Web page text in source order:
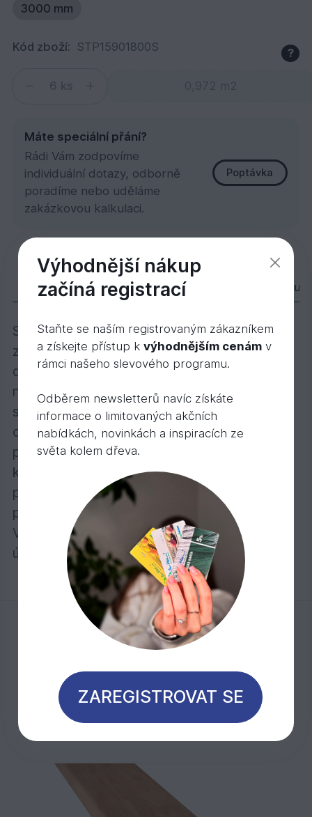
3000 mm
Kód zboží: STP15901800S ?
ks
Máte speciální přání?
Rádi Vám zodpovíme
individuální dotazy, odborně
poradíme nebo uděláme
zakázkovou kalkulaci.
Poptávka
332,36Kč
Popis Varianty Příslušenství
Saunové palubky pro výstavbu saun. U nás
zakoupíte přímo ze skladu ideální saunové
dřevo. Toto dřevo díky tomu, že do sebe
neabsorbuje tak výrazně okolní teplo, které
saunové prostředí produkuje je vhodné pro
obložení a stavbu sauny. Standardně
používané saunové profily jsou softline nebo
klasický profil. Pro stavbu laviček a vnitřních
polic, opěr zad je vhodné zvolit hoblovaná
prkna do sauny.
Veškeré profily s perem a drážkou uvádíme a
účtujeme za m2 včetně pera.
Mohlo by Vás zajímat
Výhodnější nákup
začíná registrací
Staňte se naším registrovaným zákazníkem
a získejte přístup k výhodnějším cenámv
rámci našeho slevového programu.
Odběrem newsletterů navíc získáte
informace o limitovaných akčních
nabídkách, novinkách a inspiracích ze
světa kolem dřeva.
ZAREGISTROVAT SE